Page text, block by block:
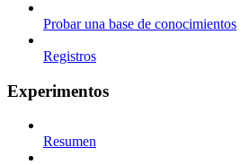
Probar una base de conocimientos
Registros
Experimentos
Resumen